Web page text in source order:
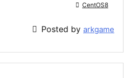
 CentOS8
 Posted by arkgame